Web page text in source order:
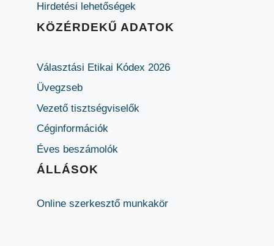
Hirdetési lehetőségek
KÖZÉRDEKŰ ADATOK
Választási Etikai Kódex 2026
Üvegzseb
Vezető tisztségviselők
Céginformációk
Éves beszámolók
ÁLLÁSOK
Online szerkesztő munkakör